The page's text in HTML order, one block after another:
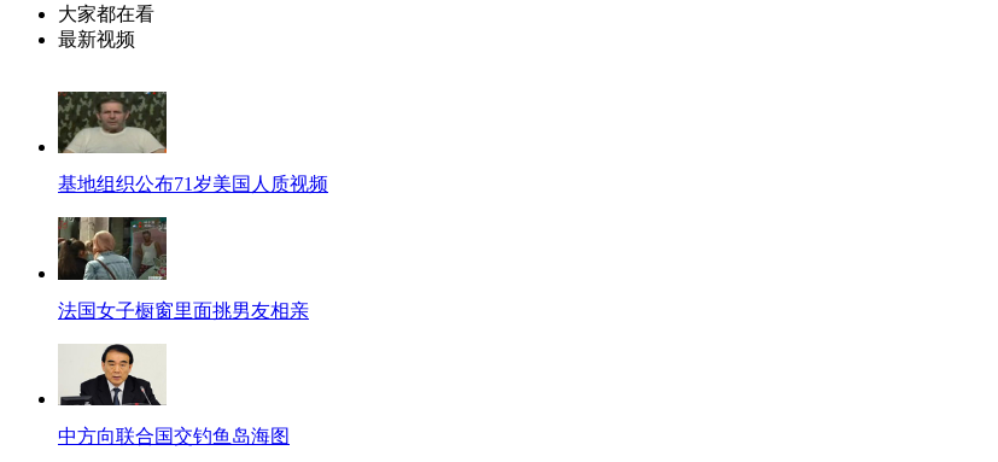
大家都在看
最新视频
基地组织公布71岁美国人质视频
法国女子橱窗里面挑男友相亲
中方向联合国交钓鱼岛海图